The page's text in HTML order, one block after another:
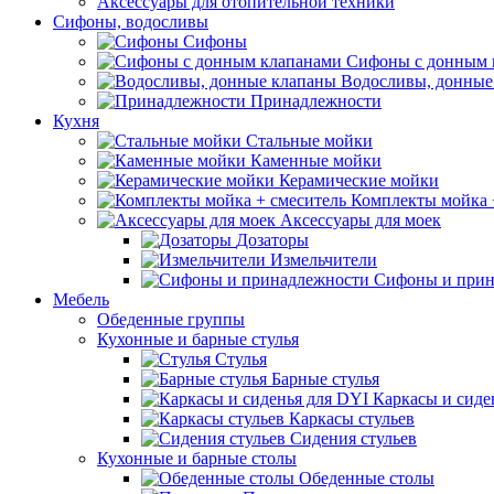
Сифоны, водосливы
Сифоны
Сифоны с донным
Водосливы,
Принадлежности
Кухня
Стальные мойки
Каменные мойки
Керамические мойки
Комплекты мойка
Аксессуары для моек
Дозаторы
Измельчители
Сифоны и
Мебель
Обеденные группы
Кухонные и барные стулья
Стулья
Барные стулья
Каркасы и
Каркасы стульев
Сидения стульев
Кухонные и барные столы
Обеденные столы